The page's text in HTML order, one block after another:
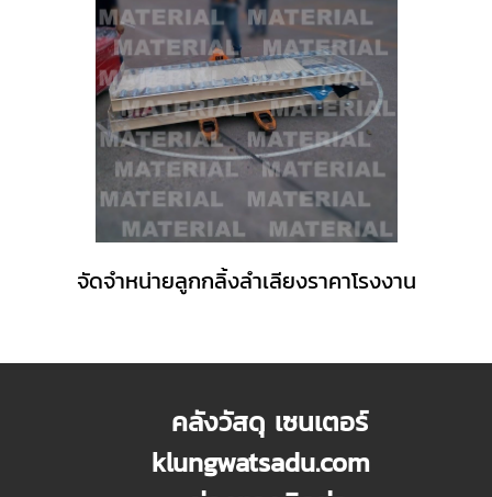
จัดจำหน่ายลูกกลิ้งลำเลียงราคาโรงงาน
คลังวัสดุ เซนเตอร์
klungwatsadu.com